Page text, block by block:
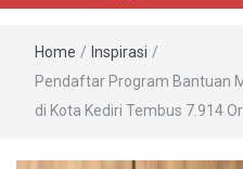
Home / Inspirasi /
Pendaftar Program Bantuan
di Kota Kediri Tembus 7.914